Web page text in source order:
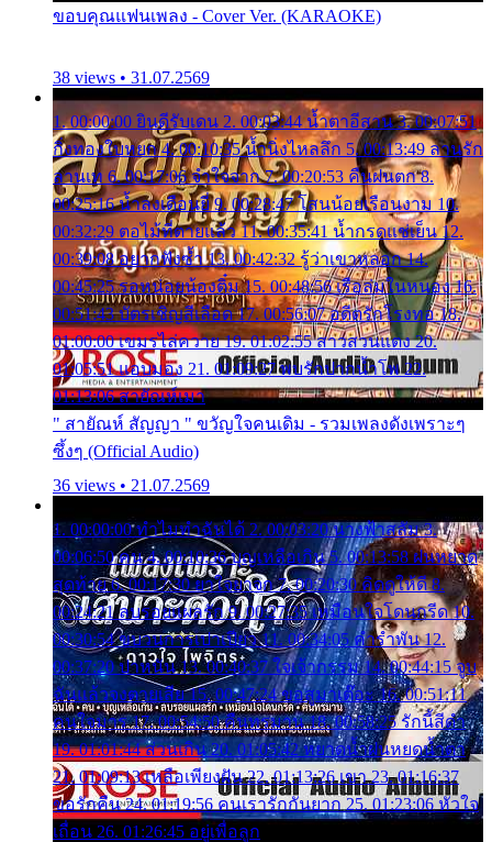
ขอบคุณแฟนเพลง - Cover Ver. (KARAOKE)
38 views • 31.07.2569
1. 00:00:00 ยินดีรับเดน 2. 00:03:44 น้ำตาอีสาน 3. 00:07:51
กิ่งทองใบหยก 4. 00:10:35 น้ำนิ่งไหลลึก 5. 00:13:49 ลานรัก
ลานเท 6. 00:17:06 จำใจจาก 7. 00:20:53 คืนฝนตก 8.
00:25:16 น้ำลงเดือนยี่ 9. 00:28:47 โสนน้อยเรือนงาม 10.
00:32:29 ตอไม้ที่ตายแล้ว 11. 00:35:41 น้ำกรดแช่เย็น 12.
00:39:08 อยากฟังซ้ำ 13. 00:42:32 รู้ว่าเขาหลอก 14.
00:45:25 รอหน่อยน้องติ๋ม 15. 00:48:56 เรือล่มในหนอง 16.
00:51:43 บัตรเชิญสีเลือด 17. 00:56:07 อดีตรักโรงทอ 18.
01:00:00 เขมรไล่ควาย 19. 01:02:55 สาวสวนแตง 20.
01:05:51 แอบมอง 21. 01:09:27 พบรักปากน้ำโพ 22.
01:13:06 สายัณห์เมา
" สายัณห์ สัญญา " ขวัญใจคนเดิม - รวมเพลงดังเพราะๆ
ซึ้งๆ (Official Audio)
36 views • 21.07.2569
1. 00:00:00 ทำไมทำฉันได้ 2. 00:03:20 นางฟ้าสลัม 3.
00:06:50 คน 4. 00:10:36 บุญเหลือเกิน 5. 00:13:58 ฝนหยาด
สุดท้าย 6. 00:17:30 ยาใจยาจก 7. 00:20:30 คิดดูให้ดี 8.
00:24:21 ลบรอยแผลรัก 9. 00:27:35 เหมือนใจโดนกรีด 10.
00:30:54 ขบวนการเปาเปียว 11. 00:34:05 คำรำพัน 12.
00:37:20 ปาหนัน 13. 00:40:37 ใจเจ้ากรรม 14. 00:44:15 จูบ
ฉันแล้วจงตายเสีย 15. 00:47:24 ขอสูมาเต๊อะ 16. 00:51:11
คนใจมาร 17. 00:54:50 คืนทรมาน 18. 00:58:25 รักนี้สีดำ
19. 01:01:44 ส่วนเกิน 20. 01:05:42 หยาดน้ำฝนหยดน้ำตา
21. 01:09:13 เหลือเพียงฝัน 22. 01:13:26 เขา 23. 01:16:37
ขอรักคืน 24. 01:19:56 คนเรารักกันยาก 25. 01:23:06 หัวใจ
เถื่อน 26. 01:26:45 อยู่เพื่อลูก